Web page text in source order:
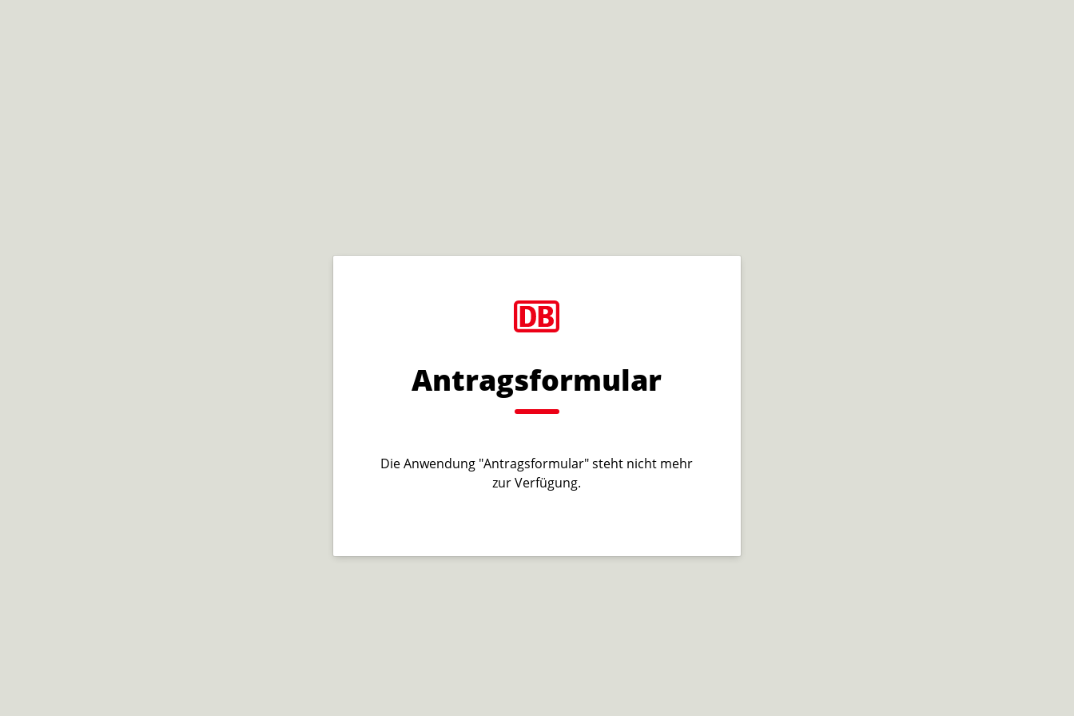
Antragsformular
Die Anwendung "Antragsformular" steht nicht mehr
zur Verfügung.